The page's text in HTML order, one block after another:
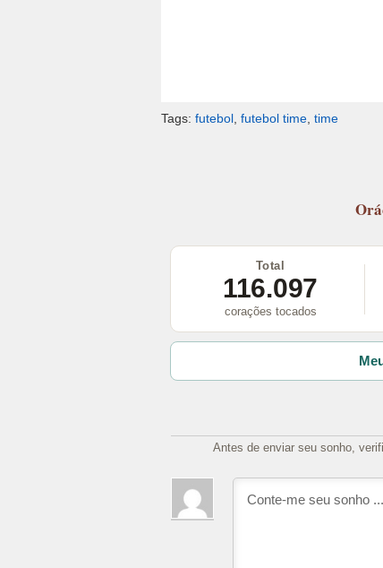
Tags: futebol futebol time time
Total
116.097
corações tocados
Antes de enviar seu sonho,